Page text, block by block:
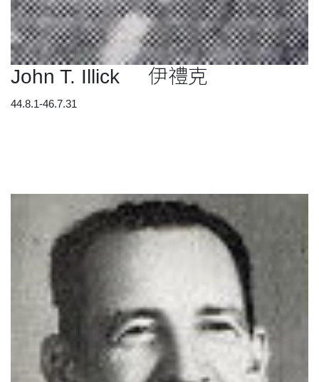
John T. Illick 伊禮克
44.8.1-46.7.31